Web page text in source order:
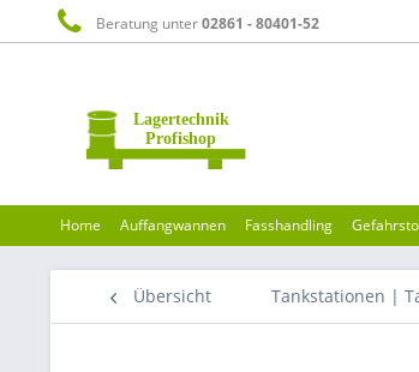
Beratung unter02861 - 80401-52
Home Auffangwannen Fasshandling
Übersicht Tankstationen |